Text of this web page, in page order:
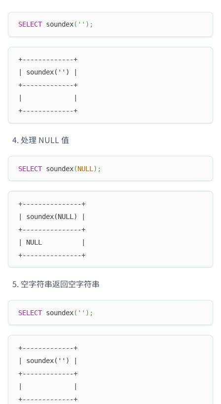
SELECT soundex( '' ) ;
+-------------+
| soundex('') |
+-------------+
+-------------+
处理 NULL 值
SELECT soundex(NULL ) ;
+---------------+
| soundex(NULL) |
+---------------+
| NULL          |
+---------------+
空字符串返回空字符串
SELECT soundex( '' ) ;
+-------------+
| soundex('') |
+-------------+
+-------------+